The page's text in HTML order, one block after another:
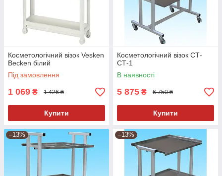
Косметологічний візок Vesken
Becken білий
Під замовлення
1 069 ₴ 1 426 ₴
Купити
Косметологічний візок СТ-
СТ-1
В наявності
5 875 ₴ 6 750 ₴
Купити
–13% –13%